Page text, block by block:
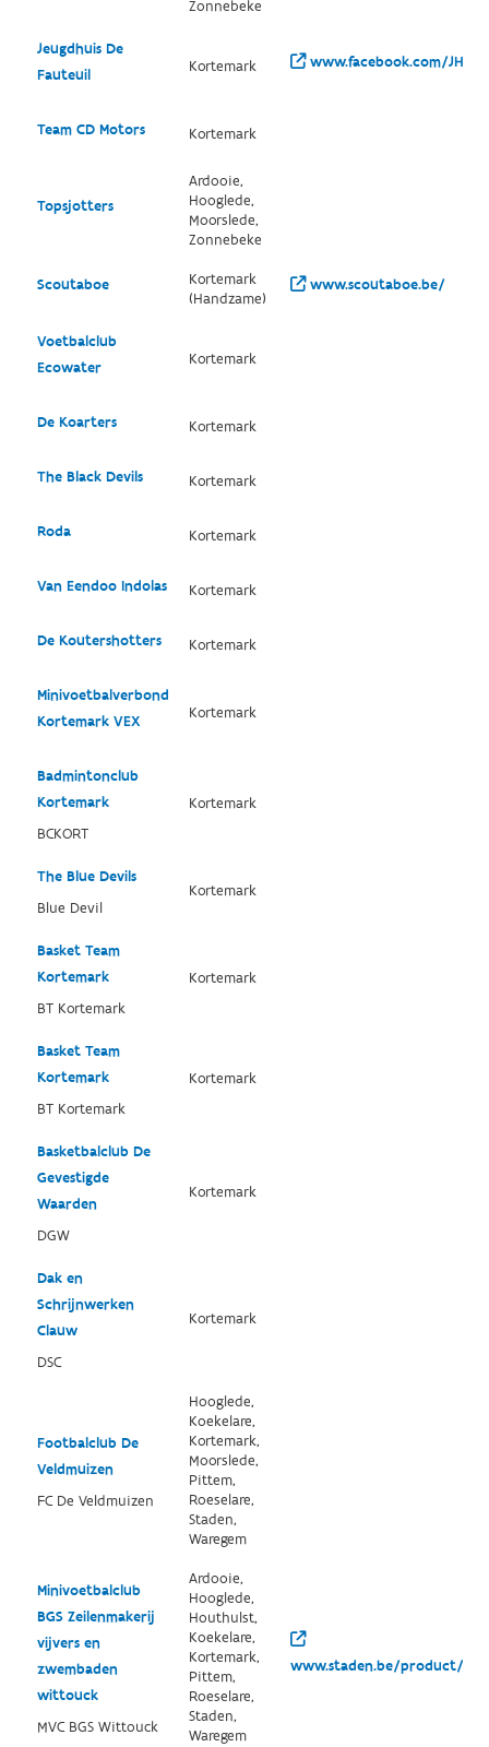
Zonnebeke
Jeugdhuis De
Fauteuil
Kortemark www.facebook.com/
Team CD Motors Kortemark
Topsjotters
Ardooie,
Hooglede,
Moorslede,
Zonnebeke
Scoutaboe
Kortemark
(Handzame)
www.scoutaboe.be/
Voetbalclub
Ecowater
Kortemark
De Koarters Kortemark
The Black Devils Kortemark
Roda Kortemark
Van Eendoo Indolas Kortemark
De Koutershotters Kortemark
Minivoetbalverbond
Kortemark VEX
Kortemark
Badmintonclub
Kortemark
BCKORT
Kortemark
The Blue Devils
Blue Devil
Kortemark
Basket Team
Kortemark
BT Kortemark
Kortemark
Basket Team
Kortemark
BT Kortemark
Kortemark
Basketbalclub De
Gevestigde
Waarden
DGW
Kortemark
Dak en
Schrijnwerken
Clauw
DSC
Kortemark
Footbalclub De
Veldmuizen
FC De Veldmuizen
Hooglede,
Koekelare,
Kortemark,
Moorslede,
Pittem,
Roeselare,
Staden,
Waregem
Minivoetbalclub
BGS Zeilenmakerij
vijvers en
zwembaden
wittouck
MVC BGS Wittouck
Ardooie,
Hooglede,
Houthulst,
Koekelare,
Kortemark,
Pittem,
Roeselare,
Staden,
Waregem
www.staden.be/product/